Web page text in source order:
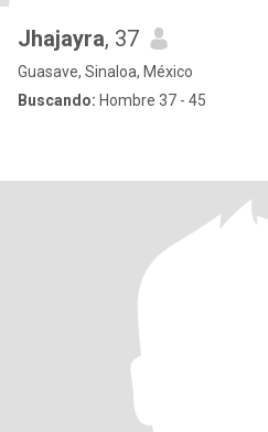
Jhajayra, 37
Guasave, Sinaloa, México
Buscando: Hombre 37 - 45